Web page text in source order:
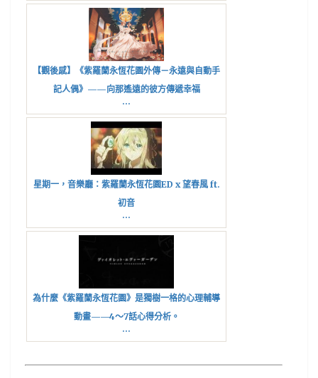
【觀後感】《紫羅蘭永恆花園外傳－永遠與自動手
記人偶》——向那遙遠的彼方傳遞幸福
...
星期一，音樂廳：紫羅蘭永恆花園ED x 望春風 ft.
初音
...
為什麼《紫羅蘭永恆花園》是獨樹一格的心理輔導
動畫——4～7話心得分析。
...